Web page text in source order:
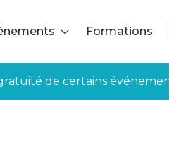
Formations
de certains